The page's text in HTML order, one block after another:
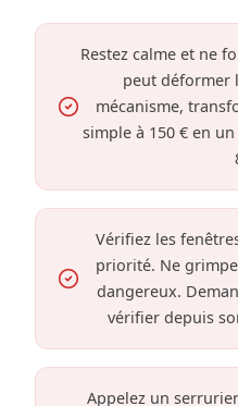
Restez calme et ne
peut déformer
mécanisme,
simple à 150 € en
Vérifiez les
priorité. Ne
dangereux.
vérifier depuis
Appelez un